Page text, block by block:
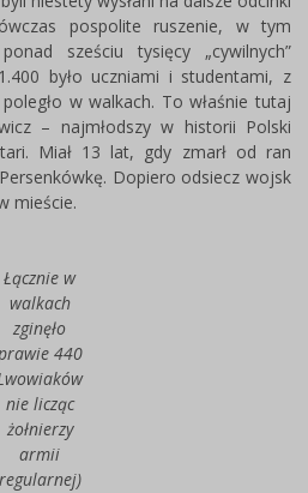
pospolite ruszenie, w tym
sześciu tysięcy „cywilnych”
było uczniami i studentami, z
w walkach. To właśnie tutaj
– najmłodszy w historii Polski
Miał 13 lat, gdy zmarł od ran
Dopiero odsiecz wojsk
mieście.
Łącznie w
walkach
zginęło
440
nie licząc
żołnierzy
armii
regularnej)